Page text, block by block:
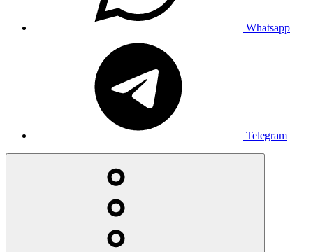
Whatsapp
Telegram